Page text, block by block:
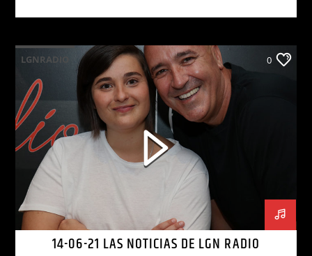
LGNRADIO 0
14-06-21 LAS NOTICIAS DE LGN RADIO